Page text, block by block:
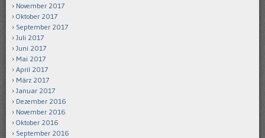
November 2017
Oktober 2017
September 2017
Juli 2017
Juni 2017
Mai 2017
April 2017
März 2017
Januar 2017
Dezember 2016
November 2016
Oktober 2016
September 2016